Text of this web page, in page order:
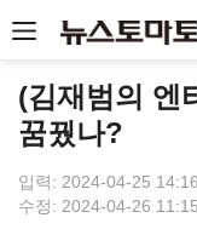
(김재범의 엔
꿈꿨나?
입력: 2024-04-25
수정: 2024-04-26